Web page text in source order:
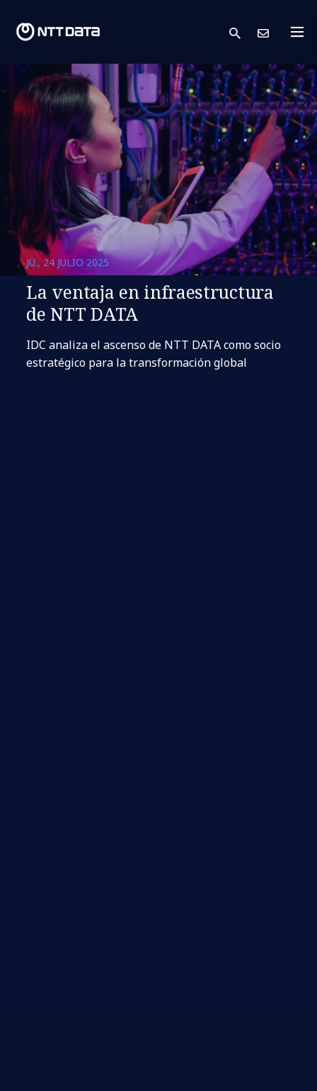
search
JU., 24 JULIO 2025
La ventaja en infraestructura
de NTT DATA
IDC analiza el ascenso de NTT DATA como socio
estratégico para la transformación global